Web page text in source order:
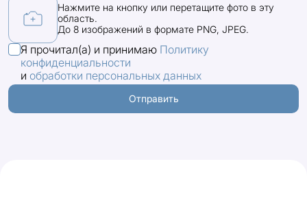
Нажмите на кнопку или перетащите фото в эту
область.
До 8 изображений в формате PNG, JPEG.
Я прочитал(а) и принимаю Политику
конфиденциальности
и обработки персональных данных
Отправить